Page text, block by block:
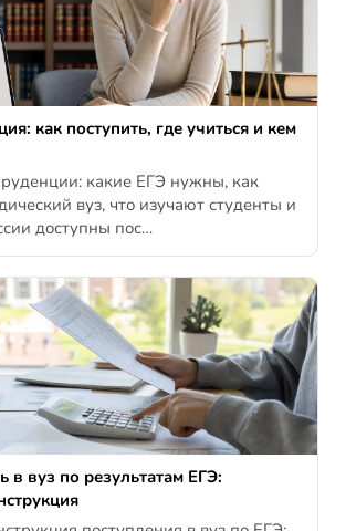
как поступить, где учиться и кем
какие ЕГЭ нужны, как
вуз, что изучают студенты и
доступны пос…
в вуз по результатам ЕГЭ: